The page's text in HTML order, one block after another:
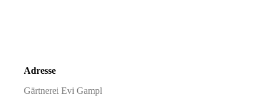
Adresse
Gärtnerei Evi Gampl